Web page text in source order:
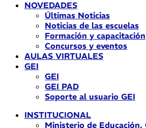
NOVEDADES
Últimas Noticias
Noticias de las escuelas
Formación y capacitación
Concursos y eventos
AULAS VIRTUALES
GEI
GEI
GEI PAD
Soporte al usuario GEI
INSTITUCIONAL
Ministerio de